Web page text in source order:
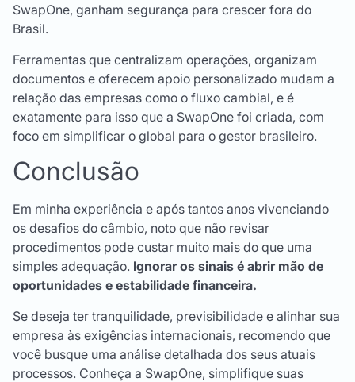
SwapOne, ganham segurança para crescer fora do
Brasil.
Ferramentas que centralizam operações, organizam
documentos e oferecem apoio personalizado mudam a
relação das empresas como o fluxo cambial, e é
exatamente para isso que a SwapOne foi criada, com
foco em simplificar o global para o gestor brasileiro.
Conclusão
Em minha experiência e após tantos anos vivenciando
os desafios do câmbio, noto que não revisar
procedimentos pode custar muito mais do que uma
simples adequação. Ignorar os sinais é abrir mão de
oportunidades e estabilidade financeira.
Se deseja ter tranquilidade, previsibilidade e alinhar sua
empresa às exigências internacionais, recomendo que
você busque uma análise detalhada dos seus atuais
processos. Conheça a SwapOne, simplifique suas